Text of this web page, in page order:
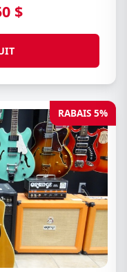
$
RABAIS 5%